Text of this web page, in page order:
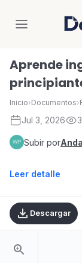
Aprende
Inicio›Documentos›
Jul 3, 2026 3
Subir porAnda
Leer detalle
Descargar